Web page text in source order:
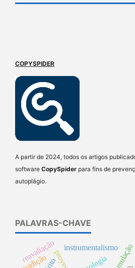
COPYSPIDER
A partir de 2024, todos os artigos
software CopySpider para fins de
autoplágio.
PALAVRAS-CHAVE
instrumentalismo
reavaliação
tradição